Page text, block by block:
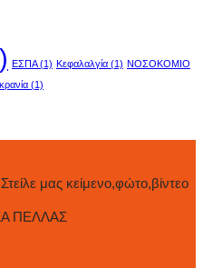
ΕΣΠΑ(1) Κεφαλαλγία (1) ΝΟΣΟΚΟΜΙΟ
(1)
μας κείμενο,φώτο,βίντεο
ΠΕΛΛΑΣ